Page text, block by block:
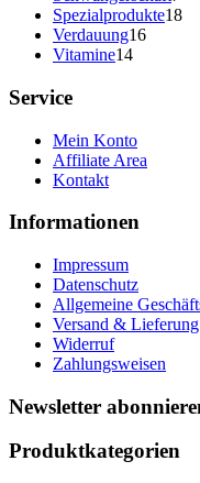
Spezialprodukte1818
Verdauung1616
Vitamine1414
Service
Mein Konto
Affiliate Area
Kontakt
Informationen
Impressum
Datenschutz
Allgemeine
Versand & Lieferung
Widerruf
Zahlungsweisen
Newsletter
Produktkategorien